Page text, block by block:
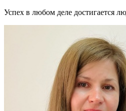
Успех в любом деле достигается